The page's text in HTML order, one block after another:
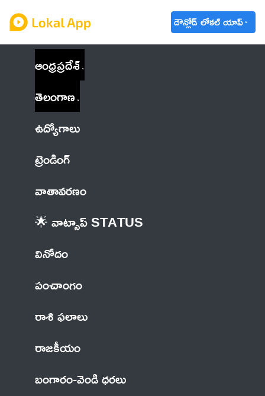
డౌన్లోడ్ లోకల్ యాప్
ఆంధ్రప్రదేశ్
తెలంగాణ
ఉద్యోగాలు
ట్రెండింగ్
వాతావరణం
🌟 వాట్సాప్ STATUS
వినోదం
పంచాంగం
రాశి ఫలాలు
రాజకీయం
బంగారం-వెండి ధరలు